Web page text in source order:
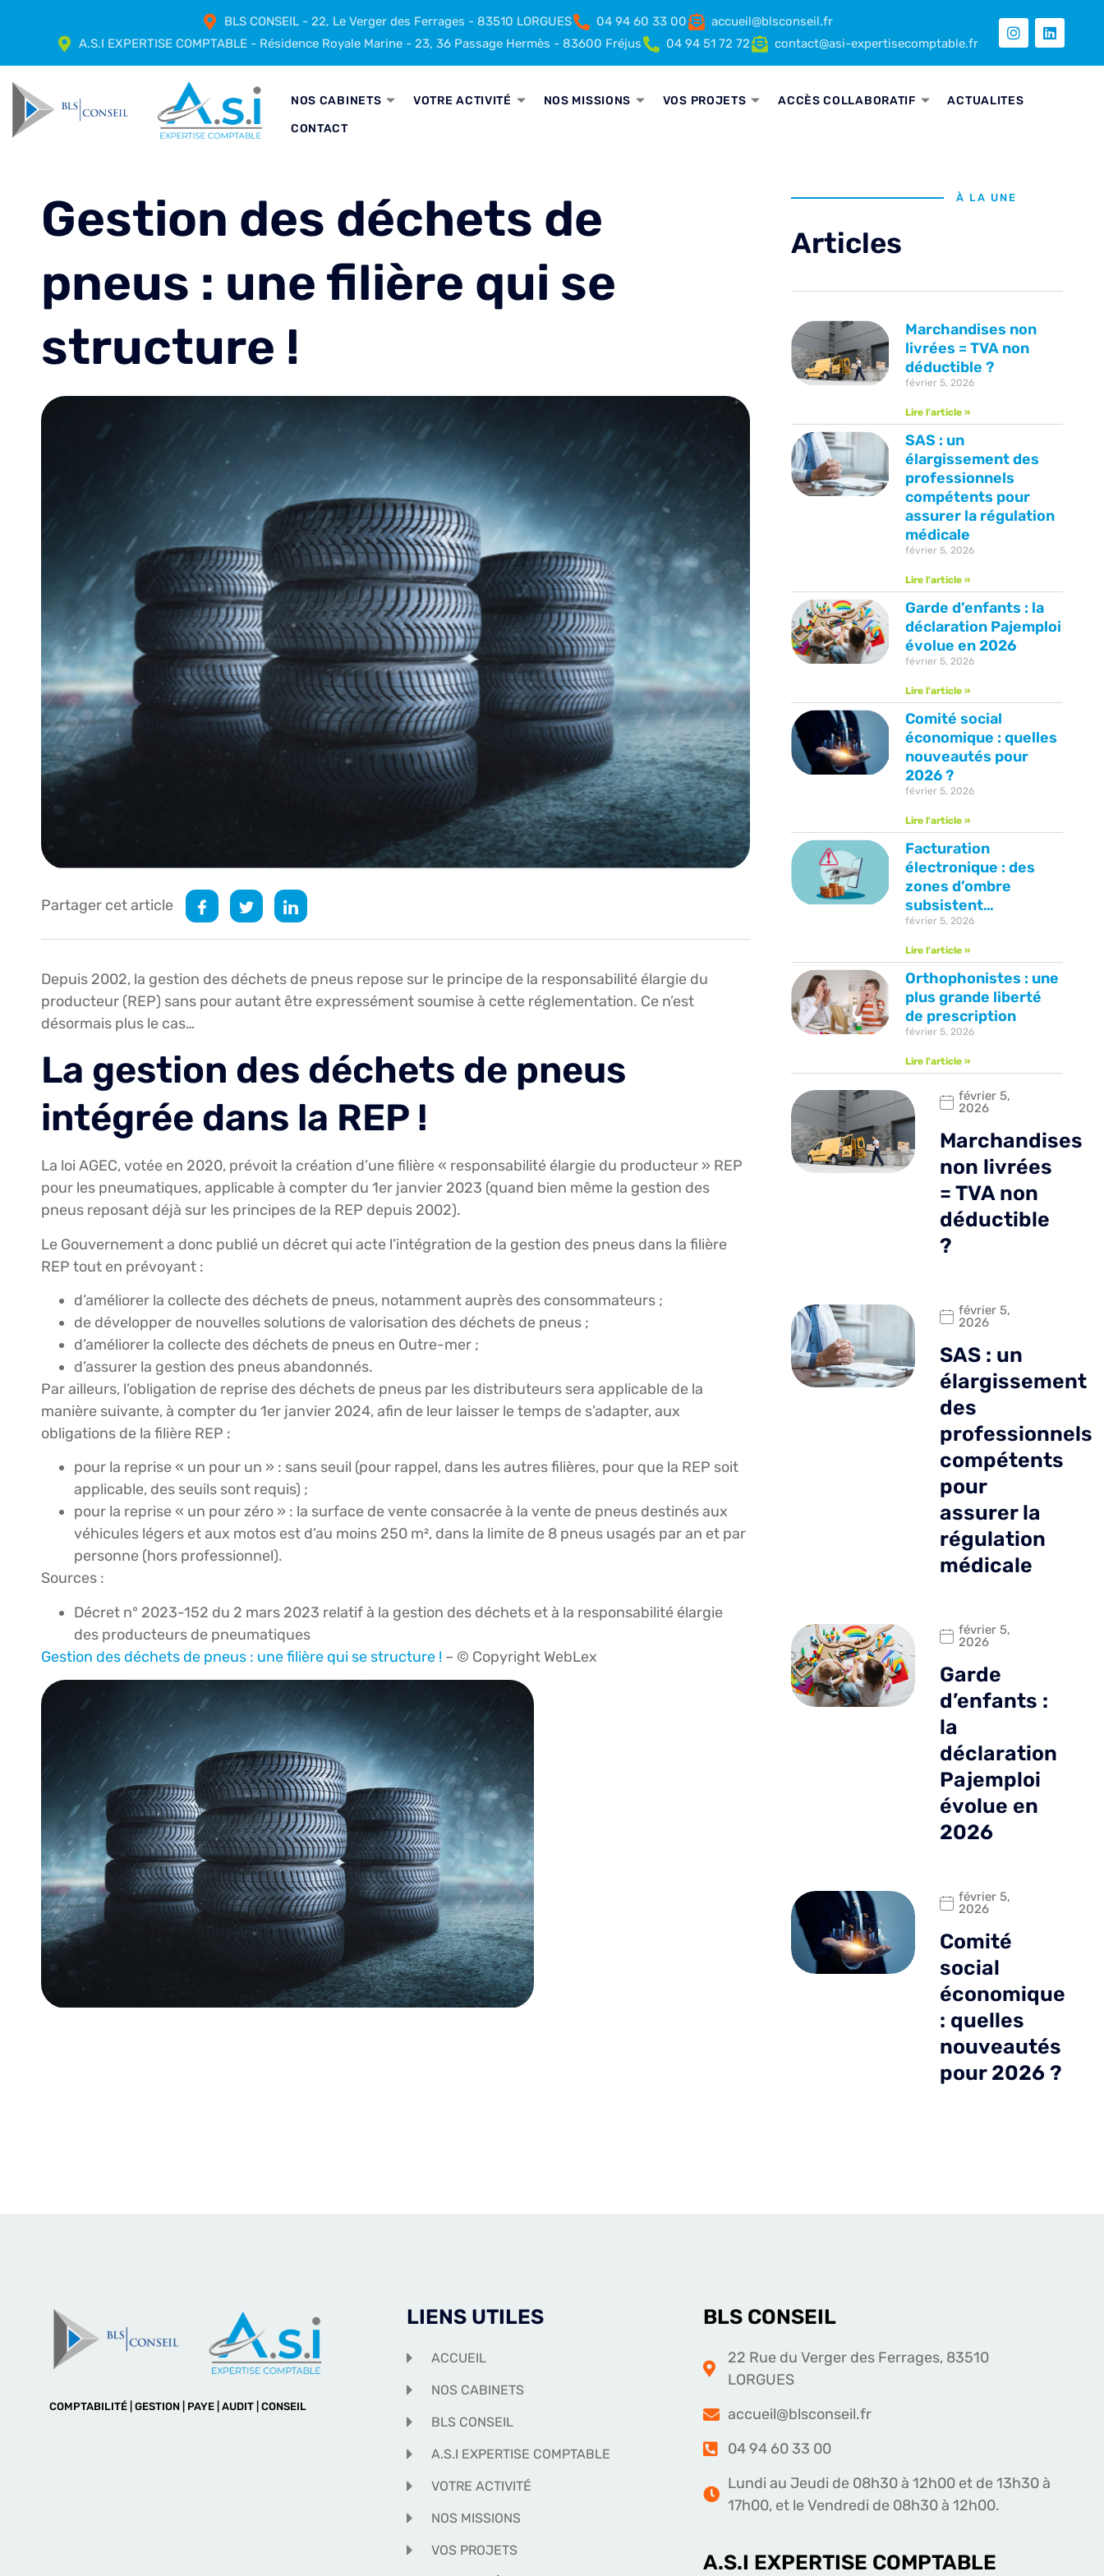
BLS CONSEIL - 22, Le Verger des Ferrages - 83510 LORGUES 04 94 60 33 00
accueil@blsconseil.fr
A.S.I EXPERTISE COMPTABLE - Résidence Royale Marine - 23, 36 Passage Hermès - 83600 Fréjus
04 94 51 72 72 contact@asi-expertisecomptable.fr
NOS CABINETS VOTRE ACTIVITÉ NOS MISSIONS VOS PROJETS ACCÈS COLLABORATIF
ACTUALITES
CONTACT
Gestion des déchets de
pneus : une filière qui se
structure !
Partager cet article
Depuis 2002, la gestion des déchets de pneus repose sur le principe de la responsabilité élargie du
producteur (REP) sans pour autant être expressément soumise à cette réglementation. Ce n’est
désormais plus le cas…
La gestion des déchets de pneus
intégrée dans la REP !
La loi AGEC, votée en 2020, prévoit la création d’une filière « responsabilité élargie du producteur » REP
pour les pneumatiques, applicable à compter du 1er janvier 2023 (quand bien même la gestion des
pneus reposant déjà sur les principes de la REP depuis 2002).
Le Gouvernement a donc publié un décret qui acte l’intégration de la gestion des pneus dans la filière
REP tout en prévoyant :
d’améliorer la collecte des déchets de pneus, notamment auprès des consommateurs ;
de développer de nouvelles solutions de valorisation des déchets de pneus ;
d’améliorer la collecte des déchets de pneus en Outre-mer ;
d’assurer la gestion des pneus abandonnés.
Par ailleurs, l’obligation de reprise des déchets de pneus par les distributeurs sera applicable de la
manière suivante, à compter du 1er janvier 2024, afin de leur laisser le temps de s’adapter, aux
obligations de la filière REP :
pour la reprise « un pour un » : sans seuil (pour rappel, dans les autres filières, pour que la REP soit
applicable, des seuils sont requis) ;
pour la reprise « un pour zéro » : la surface de vente consacrée à la vente de pneus destinés aux
véhicules légers et aux motos est d’au moins 250 m², dans la limite de 8 pneus usagés par an et par
personne (hors professionnel).
Sources :
Décret n° 2023-152 du 2 mars 2023 relatif à la gestion des déchets et à la responsabilité élargie
des producteurs de pneumatiques
Gestion des déchets de pneus : une filière qui se structure ! – © Copyright WebLex
À LA UNE
Articles
Marchandises non
livrées = TVA non
déductible ?
février 5, 2026
Lire l'article »
SAS : un
élargissement des
professionnels
compétents pour
assurer la régulation
médicale
février 5, 2026
Lire l'article »
Garde d’enfants : la
déclaration Pajemploi
évolue en 2026
février 5, 2026
Lire l'article »
Comité social
économique : quelles
nouveautés pour
2026 ?
février 5, 2026
Lire l'article »
Facturation
électronique : des
zones d’ombre
subsistent…
février 5, 2026
Lire l'article »
Orthophonistes : une
plus grande liberté
de prescription
février 5, 2026
Lire l'article »
février 5,
2026
Marchandises
non livrées
= TVA non
déductible
?
février 5,
2026
SAS : un
élargissement
des
professionnels
compétents
pour
assurer la
régulation
médicale
février 5,
2026
Garde
d’enfants :
la
déclaration
Pajemploi
évolue en
2026
février 5,
2026
Comité
social
économique
: quelles
nouveautés
pour 2026 ?
COMPTABILITÉ | GESTION | PAYE | AUDIT | CONSEIL
LIENS UTILES
ACCUEIL
NOS CABINETS
BLS CONSEIL
A.S.I EXPERTISE COMPTABLE
VOTRE ACTIVITÉ
NOS MISSIONS
VOS PROJETS
BLS CONSEIL
22 Rue du Verger des Ferrages, 83510
LORGUES
accueil@blsconseil.fr
04 94 60 33 00
Lundi au Jeudi de 08h30 à 12h00 et de 13h30 à
17h00, et le Vendredi de 08h30 à 12h00.
A.S.I EXPERTISE COMPTABLE